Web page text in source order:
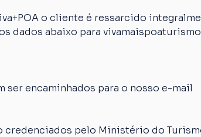
o cliente é ressarcido
dados abaixo para
ser encaminhados para o nosso e-mail
credenciados pelo Ministério do